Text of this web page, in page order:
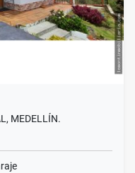
MEDELLÍN.